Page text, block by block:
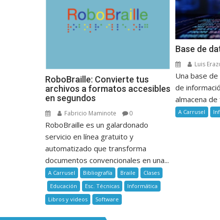
RoboBraille: Convierte tus
archivos a formatos accesibles
en segundos
Fabricio Maminote 0
RoboBraille es un galardonado
servicio en línea gratuito y
automatizado que transforma
documentos convencionales en una...
A Carrusel Bibliografía Braile
Clases
Educación
Esc. Técnicas
Informática
Libros y videos
Software
Base de
Luis
Una base
de
almacena
A Carrusel